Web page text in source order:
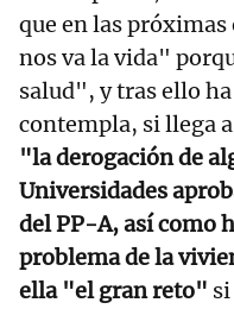
que en las
nos va la vida"
salud", y tras ello
contempla, si llega
"la derogación de
Universidades
del PP-A, así como
problema de la
ella "el gran reto"